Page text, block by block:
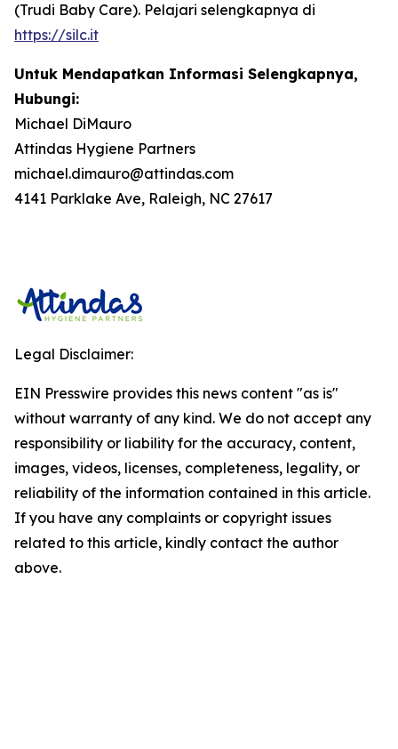
(Trudi Baby Care). Pelajari selengkapnya di
https://silc.it
Untuk Mendapatkan Informasi Selengkapnya,
Hubungi:
Michael DiMauro
Attindas Hygiene Partners
michael.dimauro@attindas.com
4141 Parklake Ave, Raleigh, NC 27617
Legal Disclaimer:
EIN Presswire provides this news content "as is"
without warranty of any kind. We do not accept any
responsibility or liability for the accuracy, content,
images, videos, licenses, completeness, legality, or
reliability of the information contained in this article.
If you have any complaints or copyright issues
related to this article, kindly contact the author
above.